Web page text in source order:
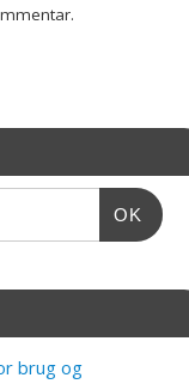
OK
brug og